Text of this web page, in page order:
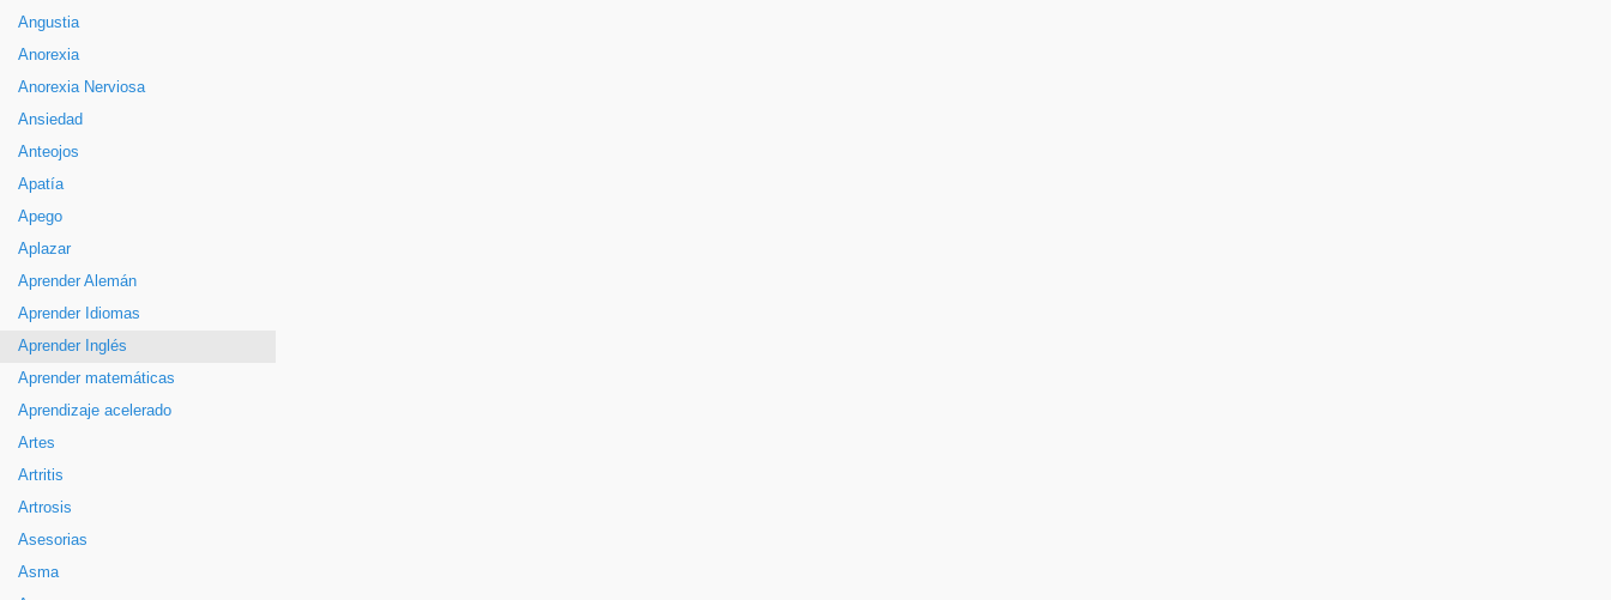
Angustia
Anorexia
Anorexia Nerviosa
Ansiedad
Anteojos
Apatía
Apego
Aplazar
Aprender Alemán
Aprender Idiomas
Aprender Inglés
Aprender matemáticas
Aprendizaje acelerado
Artes
Artritis
Artrosis
Asesorias
Asma